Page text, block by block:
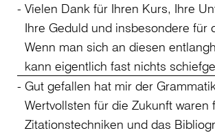
Vielen Dank für Ihren Kurs, Ihre
Ihre Geduld und insbesondere für
Wenn man sich an diesen
kann eigentlich fast nichts
Gut gefallen hat mir der
Wertvollsten für die Zukunft waren
Zitationstechniken und das